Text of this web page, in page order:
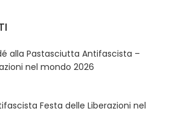
alla Pastasciutta Antifascista –
nel mondo 2026
Festa delle Liberazioni nel